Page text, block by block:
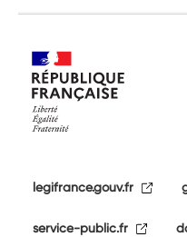
legifrance.gouv.fr
service-public.fr